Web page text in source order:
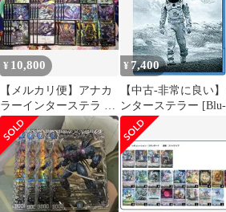
¥ 10,800
【メルカリ便】アナカ
ラーインターステラ デ
ッキ
¥ 7,400
【中古-非常に良い
ンターステラー [Blu-
ray]